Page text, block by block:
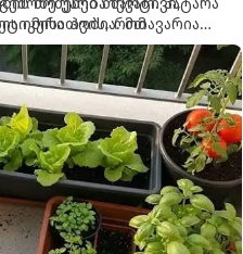
იმისათვის, რომ
საიდანაც
არომატულ მწვანილსა
ჰობია. მთავარია
ეგუებიან
კარგად და როგორ